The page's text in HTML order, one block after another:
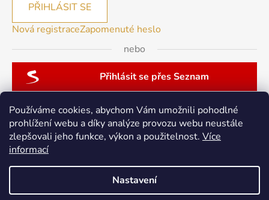
Používáme cookies, abychom Vám umožnili pohodlné
prohlížení webu a díky analýze provozu webu neustále
zlepšovali jeho funkce, výkon a použitelnost. Více
informací
Nastavení
PŘIHLÁSIT SE
Nová registraceZapomenuté heslo
nebo
Přihlásit se přes Seznam
patchwork-aja.cz